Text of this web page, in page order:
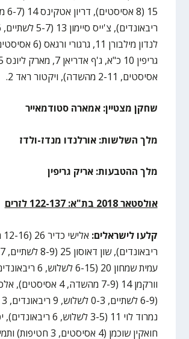
לנדון מילבורן 11,
אסיסטים, 2-11 מהשדה), ויקטור ראד 2.
שחקן מצטיין: אמארה סטודמאייר
מלך השלשות: אורלנדו מנדז-ולדז
מלך ההטבעות: אריק גריפין
אולסטאר 2018 בת"א: 122-137 לזרים
קלעו לישראלים:
עמית שמחון 20 (6-15